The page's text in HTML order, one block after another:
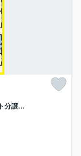
越谷市花田新築戸建て 全8邸コンセプト分譲住宅-KEIAI Style-